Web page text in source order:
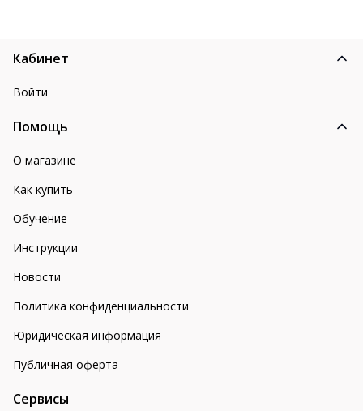
Кабинет
Войти
Помощь
О магазине
Как купить
Обучение
Инструкции
Новости
Политика конфиденциальности
Юридическая информация
Публичная оферта
Сервисы